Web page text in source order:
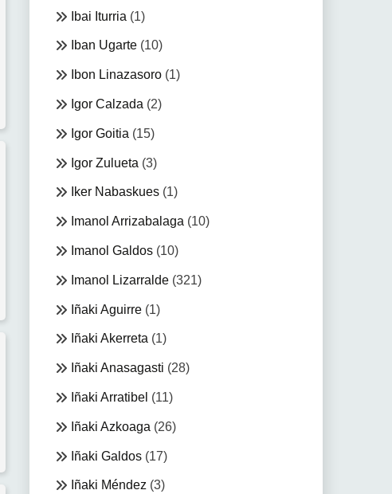
Ibai Iturria (1)
Iban Ugarte(10)
Ibon Linazasoro(1)
Igor Calzada (2)
Igor Goitia (15)
Igor Zulueta (3)
Iker Nabaskues(1)
Imanol Arrizabalaga (10)
Imanol Galdos(10)
Imanol Lizarralde(321)
Iñaki Aguirre(1)
Iñaki Akerreta(1)
Iñaki Anasagasti (28)
Iñaki Arratibel (11)
Iñaki Azkoaga (26)
Iñaki Galdos(17)
Iñaki Méndez(3)